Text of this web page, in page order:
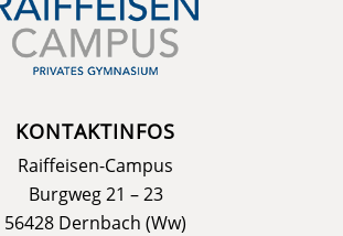
KONTAKTINFOS
Raiffeisen-Campus
Burgweg 21 – 23
56428 Dernbach (Ww)